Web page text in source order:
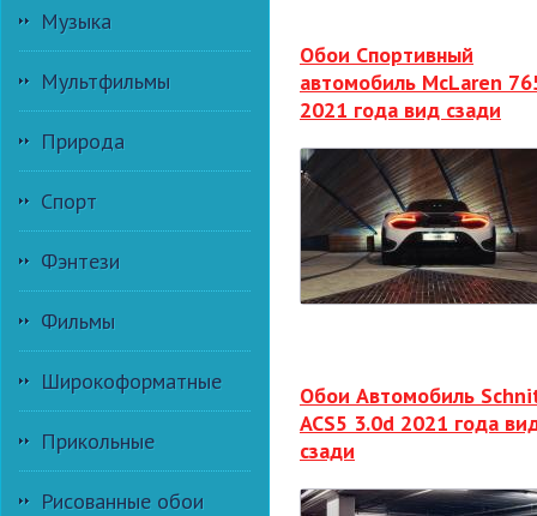
Музыка
Мультфильмы
Природа
Спорт
Фэнтези
Фильмы
Широкоформатные
Прикольные
Рисованные обои
Обои Спортивный
автомобиль McLaren
2021 года вид сзади
Обои Автомобиль
ACS5 3.0d 2021 года
сзади